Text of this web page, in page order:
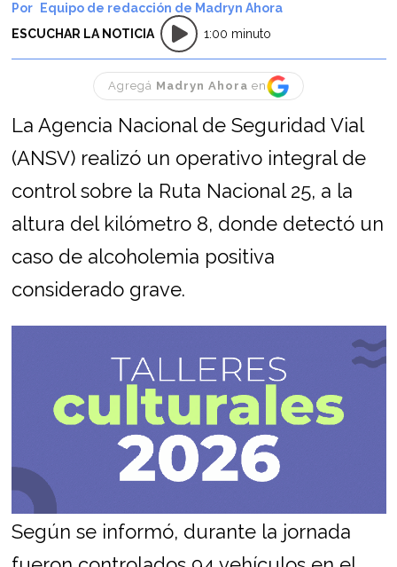
Equipo de redacción de Madryn Ahora
ESCUCHAR LA NOTICIA
1:00 minuto
Agregá Madryn Ahora en
La Agencia Nacional de Seguridad Vial
(ANSV) realizó un operativo integral de
control sobre la Ruta Nacional 25, a la
altura del kilómetro 8, donde detectó un
caso de alcoholemia positiva
considerado grave.
Según se informó, durante la jornada